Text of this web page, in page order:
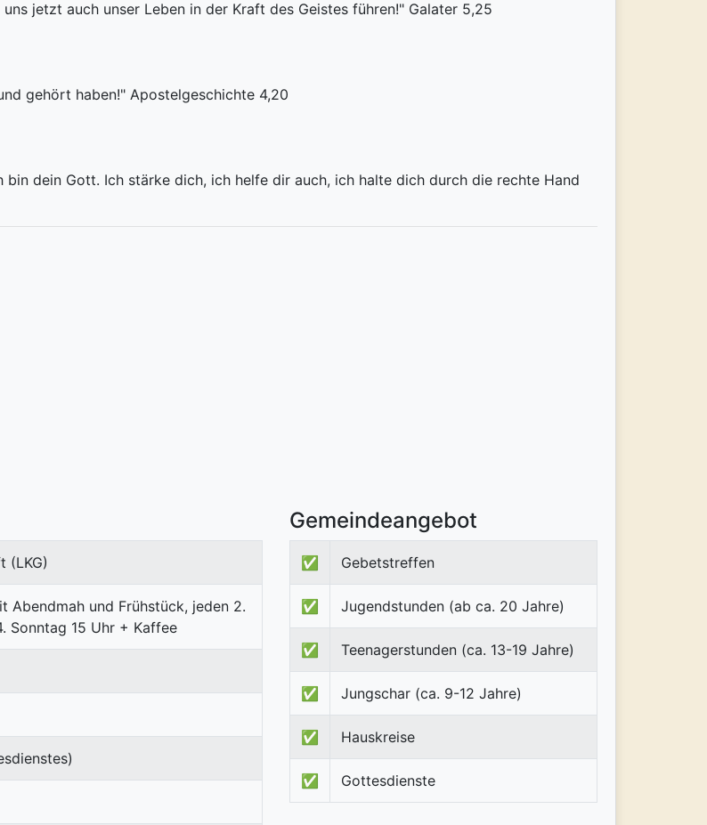
jetzt auch unser Leben in der Kraft des Geistes führen!" Galater 5,25
gehört haben!" Apostelgeschichte 4,20
dein Gott. Ich stärke dich, ich helfe dir auch, ich halte dich durch die rechte Hand
(LKG)
Abendmah und Frühstück, jeden 2.
Sonntag 15 Uhr + Kaffee
Gemeindeangebot
✅ Gebetstreffen
✅ Jugendstunden (ab ca. 20 Jahre)
✅ Teenagerstunden (ca. 13-19 Jahre)
✅ Jungschar (ca. 9-12 Jahre)
✅ Hauskreise
✅ Gottesdienste